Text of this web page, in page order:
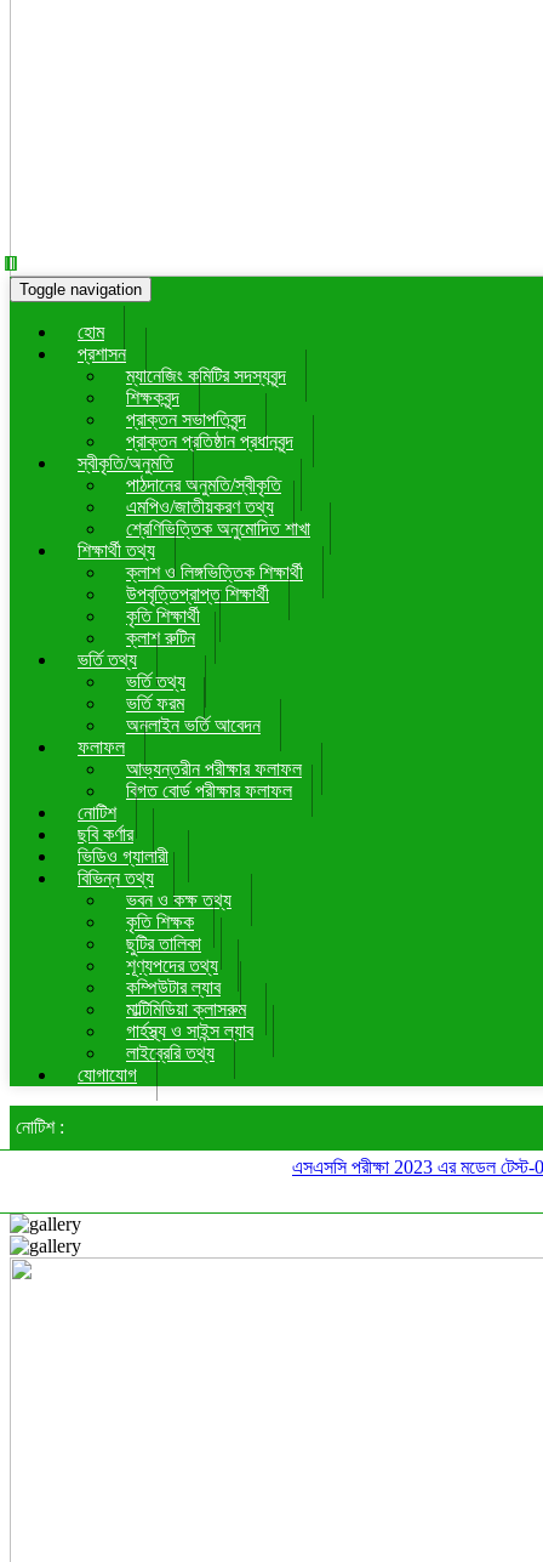
Toggle navigation
হোম
প্রশাসন
ম্যানেজিং কমিটির সদস্যবৃন্দ
শিক্ষকবৃন্দ
প্রাক্তন সভাপতিবৃন্দ
প্রাক্তন প্রতিষ্ঠান প্রধানবৃন্দ
স্বীকৃতি/অনুমতি
পাঠদানের অনুমতি/স্বীকৃতি
এমপিও/জাতীয়করণ তথ্য
শ্রেণিভিত্তিক অনুমোদিত শাখা
শিক্ষার্থী তথ্য
ক্লাশ ও লিঙ্গভিত্তিক শিক্ষার্থী
উপবৃত্তিপ্রাপ্ত শিক্ষার্থী
কৃতি শিক্ষার্থী
ক্লাশ রুটিন
ভর্তি তথ্য
ভর্তি তথ্য
ভর্তি ফরম
অনলাইন ভর্তি আবেদন
ফলাফল
আভ্যন্তরীন পরীক্ষার ফলাফল
বিগত বোর্ড পরীক্ষার ফলাফল
নোটিশ
ছবি কর্ণার
ভিডিও গ্যালারী
বিভিন্ন তথ্য
ভবন ও কক্ষ তথ্য
কৃতি শিক্ষক
ছুটির তালিকা
শূণ্যপদের তথ্য
কম্পিউটার ল্যাব
মাল্টিমিডিয়া ক্লাসরুম
গার্হস্থ্য ও সাইন্স ল্যাব
লাইব্রেরি তথ্য
যোগাযোগ
নোটিশ :
এসএসসি পরীক্ষা 2023 এর মডেল টেস্ট-01 এর